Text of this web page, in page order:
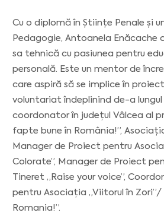
Cu o diplomă în Științe Penale și
Pedagogie, Antoanela Enăcache
sa tehnică cu pasiunea pentru
personală. Este un mentor de
care aspiră să se implice în
voluntariat îndeplinind de-a lungul
coordonator în județul Vâlcea al
fapte bune în România!”,
Manager de Proiect pentru
Colorate”, Manager de Proiect
Tineret „Raise your voice”,
pentru Asociația „Viitorul în Zori”/
Romania!”.